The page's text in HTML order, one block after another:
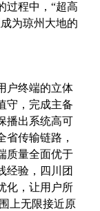
过程中，“超高
为琼州大地的
户终端的立体
守，完成主备
播出系统高可
省传输链路，
质量全面优于
经验，四川团
化，让用户所
上无限接近原